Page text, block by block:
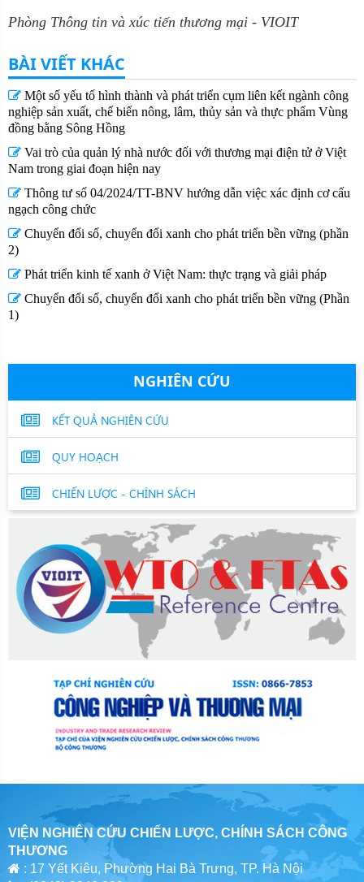
Phòng Thông tin và xúc tiến thương mại - VIOIT
BÀI VIẾT KHÁC
Một số yếu tố hình thành và phát triển cụm liên kết ngành công
nghiệp sản xuất, chế biến nông, lâm, thủy sản và thực phẩm Vùng
đồng bằng Sông Hồng
Vai trò của quản lý nhà nước đối với thương mại điện tử ở Việt
Nam trong giai đoạn hiện nay
Thông tư số 04/2024/TT-BNV hướng dẫn việc xác định cơ cấu
ngạch công chức
Chuyển đổi số, chuyển đổi xanh cho phát triển bền vững (phần
2)
Phát triển kinh tế xanh ở Việt Nam: thực trạng và giải pháp
Chuyển đổi số, chuyển đổi xanh cho phát triển bền vững (Phần
1)
NGHIÊN CỨU
KẾT QUẢ NGHIÊN CỨU
QUY HOẠCH
CHIẾN LƯỢC - CHÍNH SÁCH
VIỆN NGHIÊN CỨU CHIẾN LƯỢC, CHÍNH SÁCH CÔNG
THƯƠNG
: 17 Yết Kiêu, Phường Hai Bà Trưng, TP. Hà Nội